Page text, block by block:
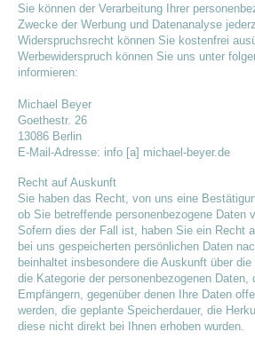
Sie können der Verarbeitung Ihrer
Zwecke der Werbung und Datenanalyse
Widerspruchsrecht können Sie kostenfrei
Werbewiderspruch können Sie uns unter
informieren:
Michael Beyer
Goethestr. 26
13086 Berlin
E-Mail-Adresse: info [a] michael-beyer.de
Recht auf Auskunft
Sie haben das Recht, von uns eine
ob Sie betreffende personenbezogene Daten
Sofern dies der Fall ist, haben Sie ein Recht
bei uns gespeicherten persönlichen Daten
beinhaltet insbesondere die Auskunft über die
die Kategorie der personenbezogenen Daten,
Empfängern, gegenüber denen Ihre Daten
werden, die geplante Speicherdauer, die
diese nicht direkt bei Ihnen erhoben wurden.